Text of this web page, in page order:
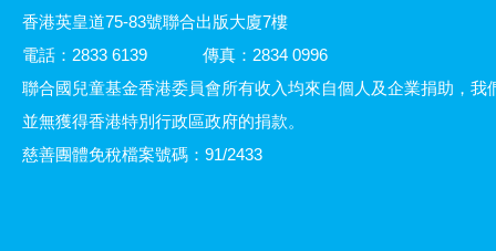
香港英皇道75-83號聯合出版大廈7樓
電話：2833 6139
傳真：2834 0996
聯合國兒童基金香港委員會所有收入均來自個人及企業捐助，我
並無獲得香港特別行政區政府的捐款。
慈善團體免稅檔案號碼：91/2433